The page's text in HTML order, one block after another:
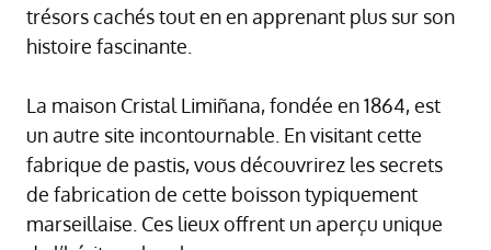
trésors cachés tout en en apprenant plus sur son
histoire fascinante.
La maison Cristal Limiñana, fondée en 1864, est
un autre site incontournable. En visitant cette
fabrique de pastis, vous découvrirez les secrets
de fabrication de cette boisson typiquement
marseillaise. Ces lieux offrent un aperçu unique